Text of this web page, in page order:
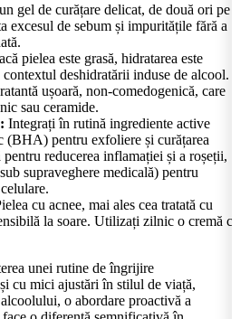
gel de curățare delicat, de două ori pe
excesul de sebum și impuritățile fără a
pielea este grasă, hidratarea este
deshidratării induse de alcool.
ușoară, non-comedogenică, care
sau ceramide.
Integrați în rutină ingrediente active
(BHA) pentru exfoliere și curățarea
reducerea inflamației și a roșeții,
supraveghere medicală) pentru
cu acnee, mai ales cea tratată cu
la soare. Utilizați zilnic o cremă cu
unei rutine de îngrijire
cu mici ajustări în stilul de viață,
o abordare proactivă a